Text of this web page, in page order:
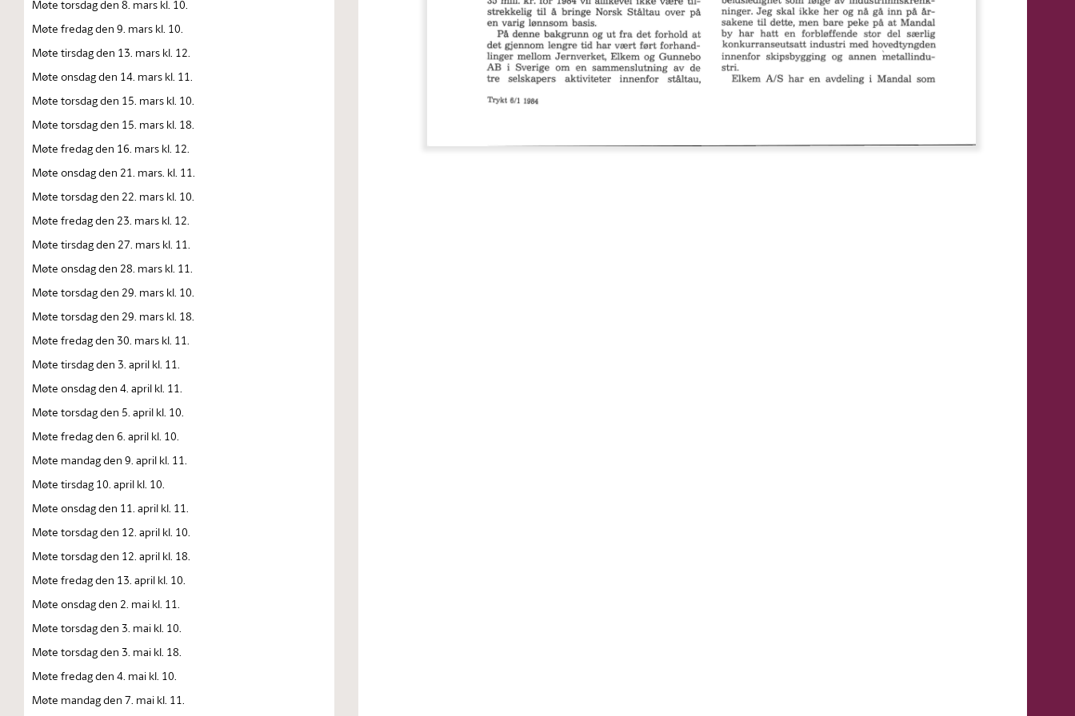
Møte torsdag den 8. mars kl. 10.
Møte fredag den 9. mars kl. 10.
Møte tirsdag den 13. mars kl. 12.
Møte onsdag den 14. mars kl. 11.
Møte torsdag den 15. mars kl. 10.
Møte torsdag den 15. mars kl. 18.
Møte fredag den 16. mars kl. 12.
Møte onsdag den 21. mars. kl. 11.
Møte torsdag den 22. mars kl. 10.
Møte fredag den 23. mars kl. 12.
Møte tirsdag den 27. mars kl. 11.
Møte onsdag den 28. mars kl. 11.
Møte torsdag den 29. mars kl. 10.
Møte torsdag den 29. mars kl. 18.
Møte fredag den 30. mars kl. 11.
Møte tirsdag den 3. april kl. 11.
Møte onsdag den 4. april kl. 11.
Møte torsdag den 5. april kl. 10.
Møte fredag den 6. april kl. 10.
Møte mandag den 9. april kl. 11.
Møte tirsdag 10. april kl. 10.
Møte onsdag den 11. april kl. 11.
Møte torsdag den 12. april kl. 10.
Møte torsdag den 12. april kl. 18.
Møte fredag den 13. april kl. 10.
Møte onsdag den 2. mai kl. 11.
Møte torsdag den 3. mai kl. 10.
Møte torsdag den 3. mai kl. 18.
Møte fredag den 4. mai kl. 10.
Møte mandag den 7. mai kl. 11.